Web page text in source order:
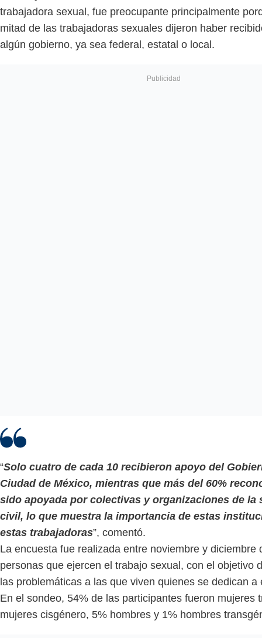
trabajadora sexual, fue preocupante principalmente
mitad de las trabajadoras sexuales dijeron haber
algún gobierno, ya sea federal, estatal o local.
“Solo cuatro de cada 10 recibieron apoyo del
Ciudad de México, mientras que más del 60%
sido apoyada por colectivas y organizaciones de la
civil, lo que muestra la importancia de estas
estas trabajadoras”, comentó.
La encuesta fue realizada entre noviembre y diciembre
personas que ejercen el trabajo sexual, con el objetivo
las problemáticas a las que viven quienes se dedican a
En el sondeo, 54% de las participantes fueron mujeres
mujeres cisgénero, 5% hombres y 1% hombres